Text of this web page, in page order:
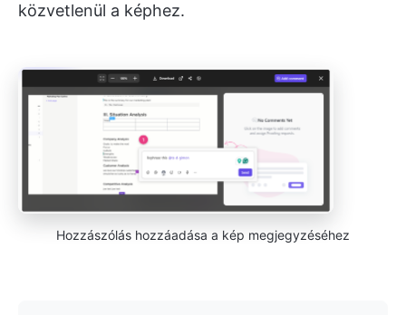
közvetlenül a képhez.
Hozzászólás hozzáadása a kép megjegyzéséhez